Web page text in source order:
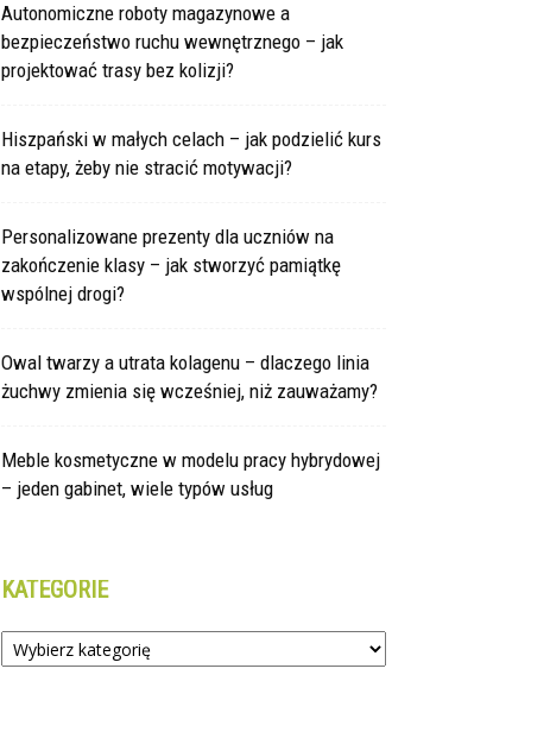
Autonomiczne roboty magazynowe a
bezpieczeństwo ruchu wewnętrznego – jak
projektować trasy bez kolizji?
Hiszpański w małych celach – jak podzielić kurs
na etapy, żeby nie stracić motywacji?
Personalizowane prezenty dla uczniów na
zakończenie klasy – jak stworzyć pamiątkę
wspólnej drogi?
Owal twarzy a utrata kolagenu – dlaczego linia
żuchwy zmienia się wcześniej, niż zauważamy?
Meble kosmetyczne w modelu pracy hybrydowej
– jeden gabinet, wiele typów usług
KATEGORIE
Kategorie